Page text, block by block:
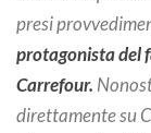
presi
protagonista del
Carrefour.
direttamente su